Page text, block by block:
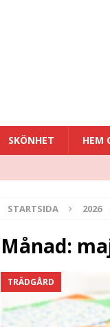
SKÖNHET HEM
STARTSIDA 2026
Månad:
TRÄDGÅRD